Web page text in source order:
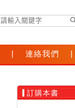
連絡我們
訂購本書